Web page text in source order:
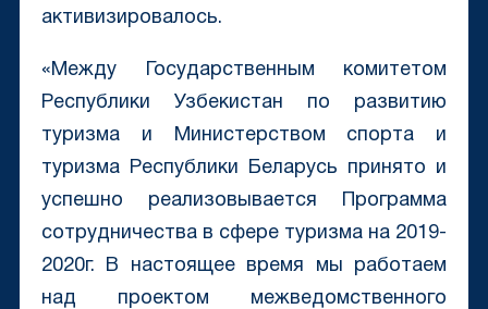
активизировалось.
«Между Государственным комитетом
Республики Узбекистан по развитию
туризма и Министерством спорта и
туризма Республики Беларусь принято и
успешно реализовывается Программа
сотрудничества в сфере туризма на 2019-
2020г. В настоящее время мы работаем
над проектом межведомственного